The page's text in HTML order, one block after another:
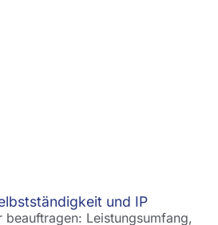
und IP
Leistungsumfang,